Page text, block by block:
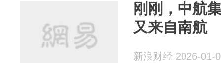
刚刚，中航
又来自南航
新浪财经 2026-01-